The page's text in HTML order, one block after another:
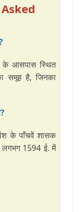
के आसपास स्थित
समूह है, जिनका
वंश के पाँचवें शासक
लगभग 1594 ई. में